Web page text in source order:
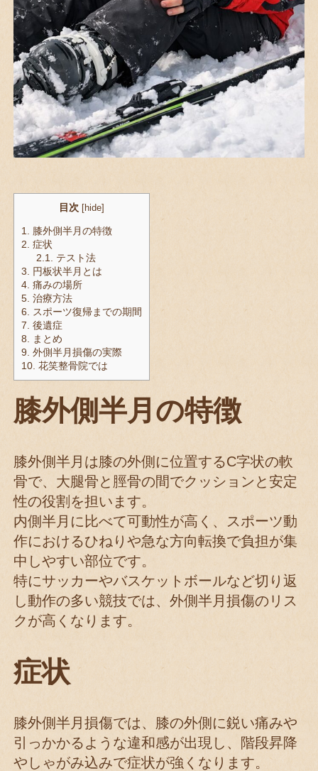
目次 [hide]
1.
膝外側半月の特徴
2. 症状
2.1.
テスト法
3.
円板状半月とは
4. 痛みの場所
5. 治療方法
6.
スポーツ復帰までの期間
7. 後遺症
8.
まとめ
9. 外側半月損傷の実際
10. 花笑整骨院では
膝外側半月の特徴
膝外側半月は膝の外側に位置するC字状の軟
骨で、大腿骨と脛骨の間でクッションと安定
性の役割を担います。
内側半月に比べて可動性が高く、スポーツ動
作におけるひねりや急な方向転換で負担が集
中しやすい部位です。
特にサッカーやバスケットボールなど切り返
し動作の多い競技では、外側半月損傷のリス
クが高くなります。
症状
膝外側半月損傷では、膝の外側に鋭い痛みや
引っかかるような違和感が出現し、階段昇降
やしゃがみ込みで症状が強くなります。